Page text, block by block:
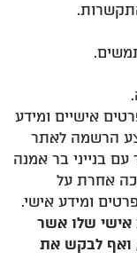
אישיים ומידע
הרשמה לאתר
עם בנייני בר אמנה
אחרת על
ומידע אישי.
אישי שלו אשר
ואף לבקש את